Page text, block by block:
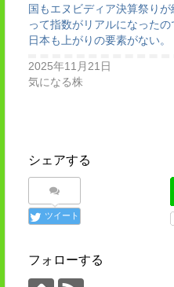
国もエヌビディア決算祭りが
って指数がリアルになったの
日本も上がりの要素がない。
2025年11月21日
気になる株
シェアする
ツイート
フォローする